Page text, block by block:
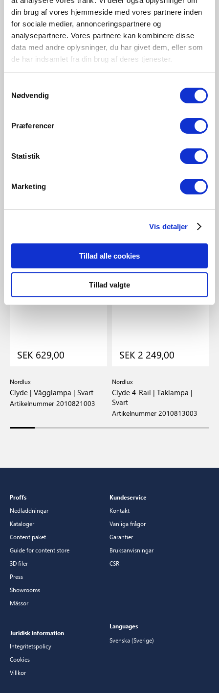
din brug af vores hjemmeside med vores partnere inden
for sociale medier, annonceringspartnere og
analysepartnere. Vores partnere kan kombinere disse
data med andre oplysninger, du har givet dem, eller som
de har indsamlet fra din brug af deres tjenester.
Nødvendig
Præferencer
Statistik
Marketing
Vis detaljer
Tillad alle cookies
Tillad valgte
350.0
IP-grad
IP20
Område
Inomhus
Svart
SEK 629,00
Nordlux
Clyde | Vägglampa | Svart
Artikelnummer 2010821003
SEK 2 249,00
Nordlux
Clyde 4-Rail | Taklampa |
Svart
Artikelnummer 2010813003
Proffs
Nedladdningar
Kataloger
Content paket
Guide for content store
3D filer
Press
Showrooms
Mässor
Kundeservice
Kontakt
Vanliga frågor
Garantier
Bruksanvisningar
CSR
Juridisk information
Integritetspolicy
Cookies
Villkor
Languages
Svenska (Sverige)